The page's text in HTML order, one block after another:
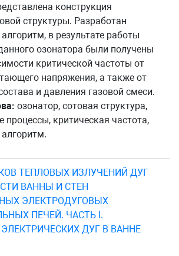
конструкция
структуры. Разработан
в результате работы
озонатора были получены
критической частоты от
напряжения, а также от
и давления газовой смеси.
озонатор, сотовая структура,
процессы, критическая частота,
ТЕПЛОВЫХ ИЗЛУЧЕНИЙ ДУГ
ВАННЫ И СТЕН
ЭЛЕКТРОДУГОВЫХ
ПЕЧЕЙ. ЧАСТЬ I.
ДУГ В ВАННЕ